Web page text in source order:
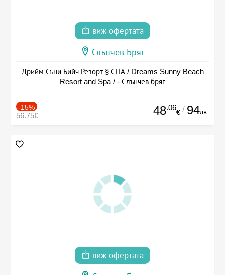
виж офертата
Слънчев Бряг
Дрийм Съни Бийч Резорт § СПА / Dreams Sunny Beach
Resort and Spa / - Слънчев бряг
-15%
56.75€ 48.06
€ / 94лв.
виж офертата